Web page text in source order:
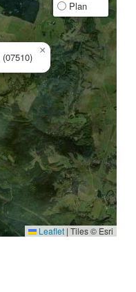
(07510)
×
Plan
Leaflet | Tiles © Esri